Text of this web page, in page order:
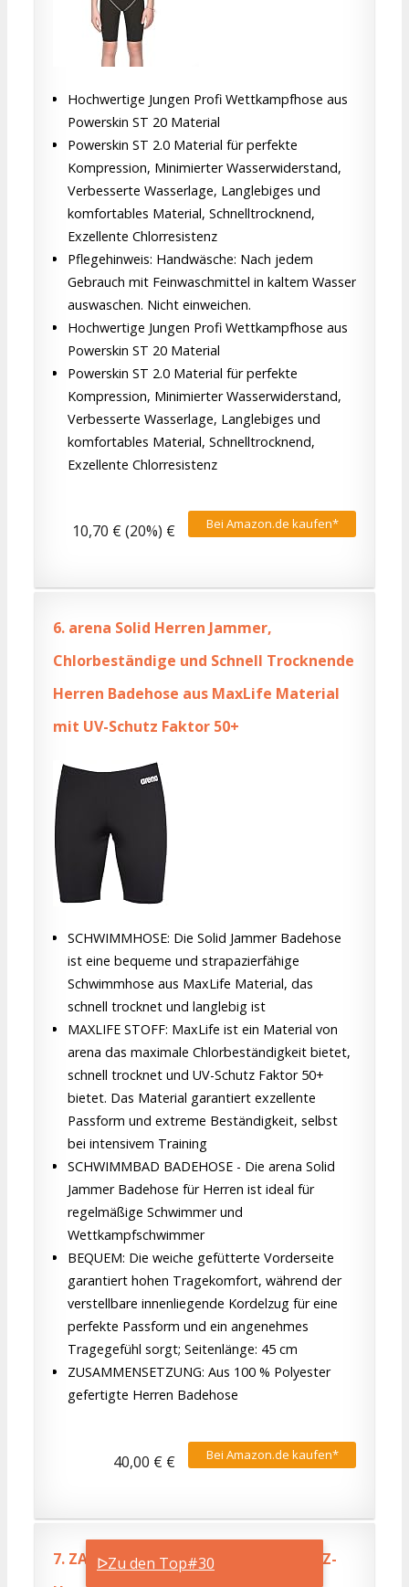
ᐅZu den Top#30
Hochwertige Jungen Profi Wettkampfhose aus
Powerskin ST 20 Material
Powerskin ST 2.0 Material für perfekte
Kompression, Minimierter Wasserwiderstand,
Verbesserte Wasserlage, Langlebiges und
komfortables Material, Schnelltrocknend,
Exzellente Chlorresistenz
Pflegehinweis: Handwäsche: Nach jedem
Gebrauch mit Feinwaschmittel in kaltem Wasser
auswaschen. Nicht einweichen.
Hochwertige Jungen Profi Wettkampfhose aus
Powerskin ST 20 Material
Powerskin ST 2.0 Material für perfekte
Kompression, Minimierter Wasserwiderstand,
Verbesserte Wasserlage, Langlebiges und
komfortables Material, Schnelltrocknend,
Exzellente Chlorresistenz
Bei Amazon.de kaufen*
10,70 € (20%) €
6. arena Solid Herren Jammer,
Chlorbeständige und Schnell Trocknende
Herren Badehose aus MaxLife Material
mit UV-Schutz Faktor 50+
SCHWIMMHOSE: Die Solid Jammer Badehose
ist eine bequeme und strapazierfähige
Schwimmhose aus MaxLife Material, das
schnell trocknet und langlebig ist
MAXLIFE STOFF: MaxLife ist ein Material von
arena das maximale Chlorbeständigkeit bietet,
schnell trocknet und UV-Schutz Faktor 50+
bietet. Das Material garantiert exzellente
Passform und extreme Beständigkeit, selbst
bei intensivem Training
SCHWIMMBAD BADEHOSE - Die arena Solid
Jammer Badehose für Herren ist ideal für
regelmäßige Schwimmer und
Wettkampfschwimmer
BEQUEM: Die weiche gefütterte Vorderseite
garantiert hohen Tragekomfort, während der
verstellbare innenliegende Kordelzug für eine
perfekte Passform und ein angenehmes
Tragegefühl sorgt; Seitenlänge: 45 cm
ZUSAMMENSETZUNG: Aus 100 % Polyester
gefertigte Herren Badehose
Bei Amazon.de kaufen*
40,00 € €
7. ZAOSU Wettkampf Schwimmhose Z-